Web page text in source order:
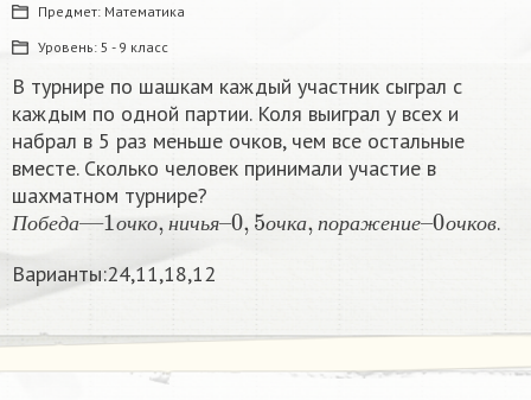
Предмет: Математика
Уровень: 5 - 9 класс
В турнире по шашкам каждый участник сыграл с
каждым по одной партии. Коля выиграл у всех и
набрал в 5 раз меньше очков, чем все остальные
вместе. Сколько человек принимали участие в
шахматном турнире?
П о б е д а о ч ко н и ч ь я о чка п ора жен ие о ч ко в
Победа—1 очко,ни я –0 н
0очков
.
Варианты:24,11,18,12